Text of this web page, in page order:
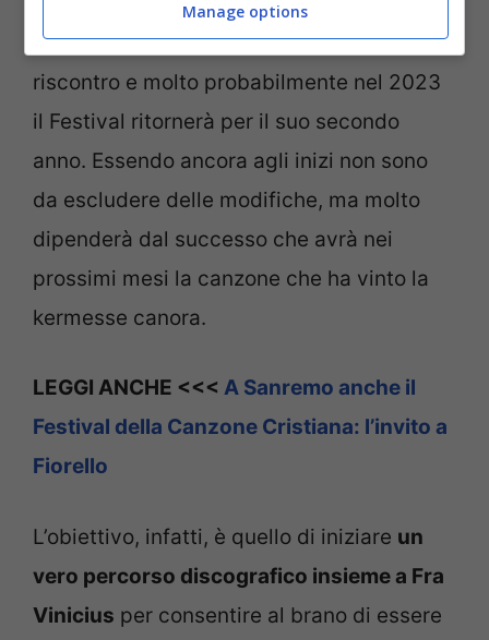
Una prima edizione che ha avuto un ottimo
riscontro e molto probabilmente nel 2023
il Festival ritornerà per il suo secondo
anno. Essendo ancora agli inizi non sono
da escludere delle modifiche, ma molto
dipenderà dal successo che avrà nei
prossimi mesi la canzone che ha vinto la
kermesse canora.
LEGGI ANCHE <<< A Sanremo anche il
Festival della Canzone Cristiana: l’invito a
Fiorello
L’obiettivo, infatti, è quello di iniziare un
vero percorso discografico insieme a Fra
Vinicius per consentire al brano di essere
Manage options